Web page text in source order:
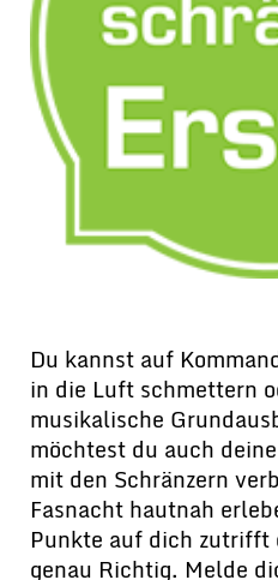
Du kannst auf
in die Luft schmettern
musikalische
möchtest du auch
mit den Schränzern
Fasnacht hautnah
Punkte auf dich zutrifft
genau Richtig. Melde